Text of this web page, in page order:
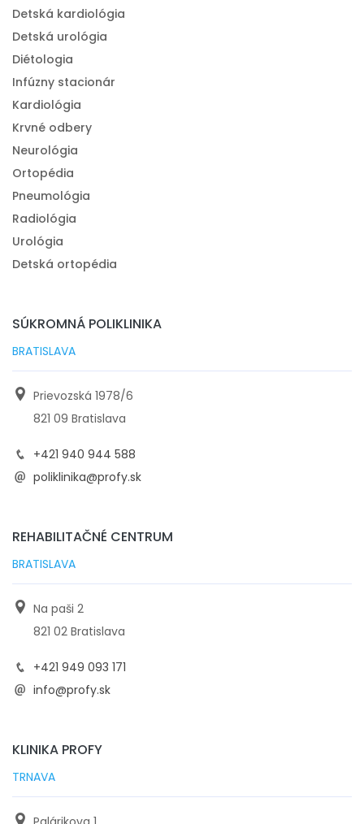
Detská kardiológia
Detská urológia
Diétologia
Infúzny stacionár
Kardiológia
Krvné odbery
Neurológia
Ortopédia
Pneumológia
Radiológia
Urológia
Detská ortopédia
SÚKROMNÁ POLIKLINIKA
BRATISLAVA
Prievozská 1978/6
821 09 Bratislava
+421 940 944 588
poliklinika@profy.sk
REHABILITAČNÉ CENTRUM
BRATISLAVA
Na paši 2
821 02 Bratislava
+421 949 093 171
info@profy.sk
KLINIKA PROFY
TRNAVA